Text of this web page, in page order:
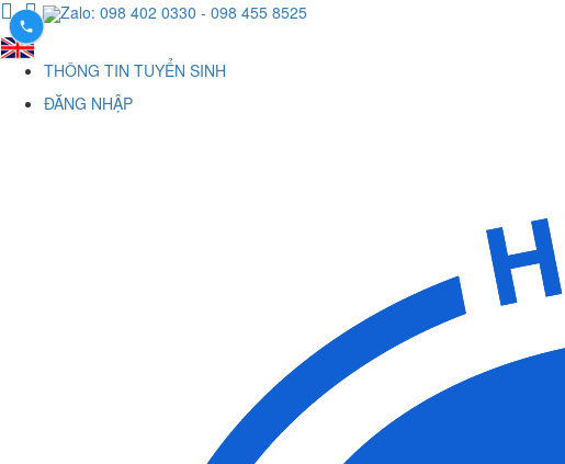
Zalo: 098 402 0330 - 098 455 8525
THÔNG TIN TUYỂN SINH
ĐĂNG NHẬP